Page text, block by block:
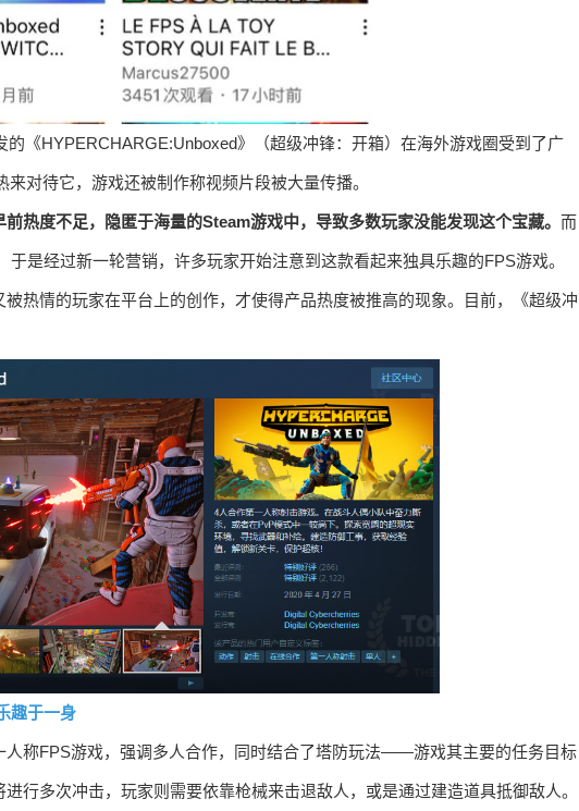
《HYPERCHARGE:Unboxed》（超级冲锋：开箱）在海外游戏圈受到了广
对待它，游戏还被制作称视频片段被大量传播。
热度不足，隐匿于海量的Steam游戏中，导致多数玩家没能发现这个宝藏。 而
是经过新一轮营销，许多玩家开始注意到这款看起来独具乐趣的FPS游戏。
热情的玩家在平台上的创作，才使得产品热度被推高的现象。目前，《超级冲
趣于一身
人称FPS游戏，强调多人合作，同时结合了塔防玩法——游戏其主要的任务目标
行多次冲击，玩家则需要依靠枪械来击退敌人，或是通过建造道具抵御敌人。